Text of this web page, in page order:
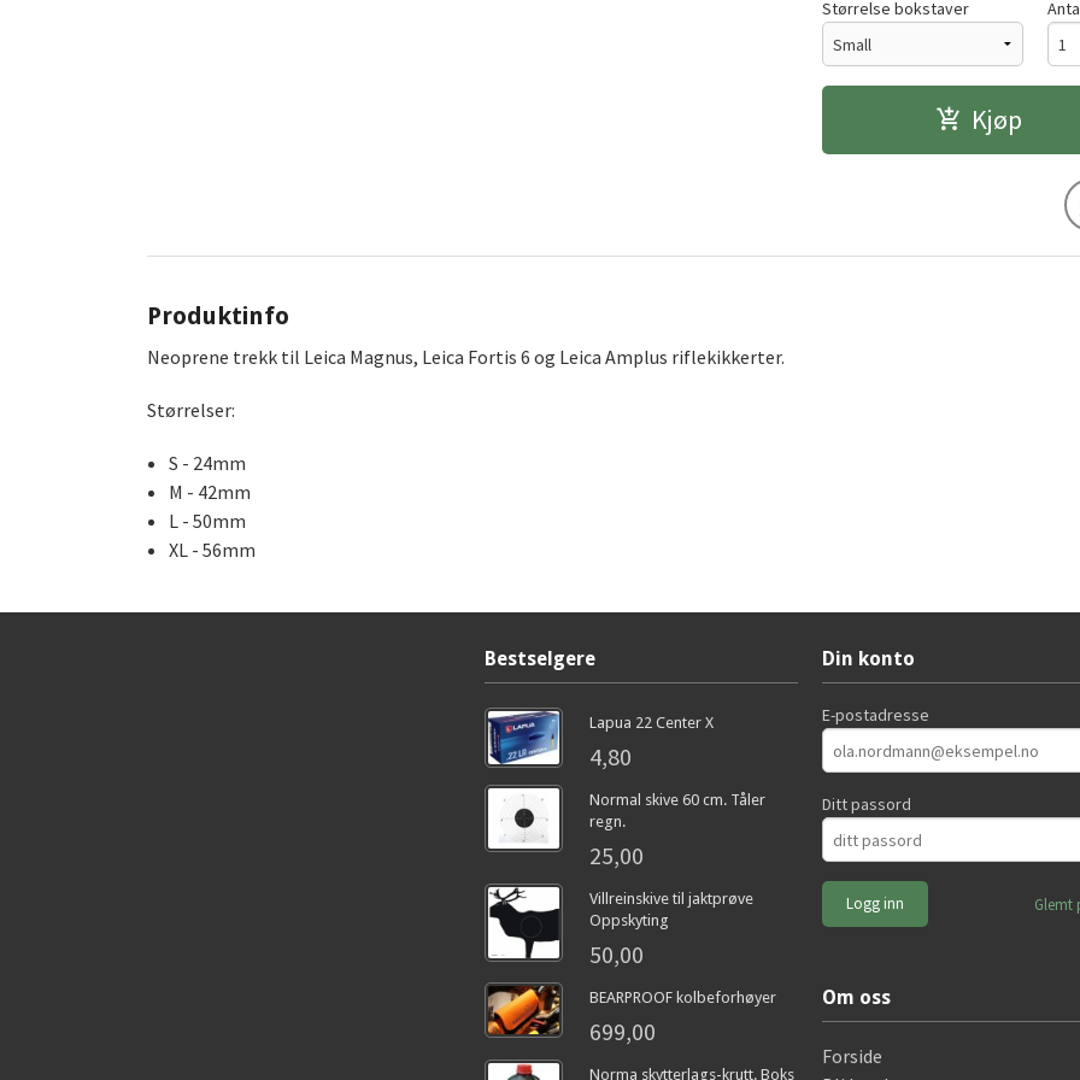
Størrelse bokstaver
Kjøp
Produktinfo
Neoprene trekk til Leica Magnus, Leica Fortis 6 og Leica Amplus riflekikkerter.
Størrelser:
S - 24mm
M - 42mm
L - 50mm
XL - 56mm
Bestselgere
Lapua 22 Center X
4,80
Normal skive 60 cm. Tåler
regn.
25,00
Villreinskive til jaktprøve
Oppskyting
50,00
BEARPROOF kolbeforhøyer
699,00
Norma skytterlags-krutt. Boks
Din konto
E-postadresse
Ditt passord
Glemt
Om oss
Forside